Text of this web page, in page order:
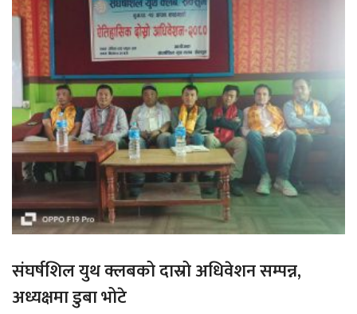
संघर्षशिल युथ क्लबको दास्रो अधिवेशन सम्पन्न,
अध्यक्षमा डुबा भोटे